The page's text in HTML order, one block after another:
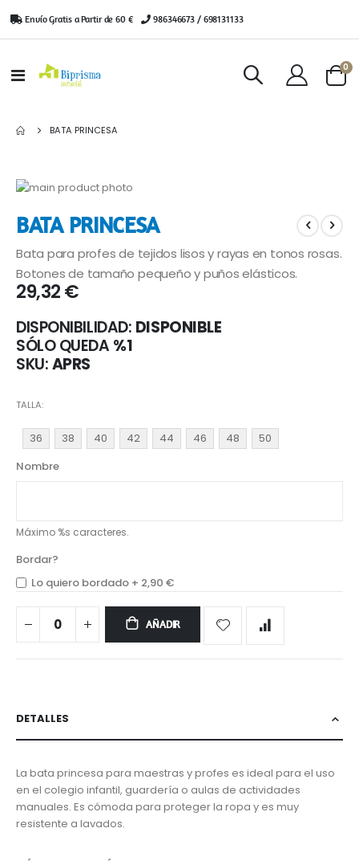
Envío Gratis a Partir de 60 € | 986346673 / 698131133
Toggle
Cart
0
BATA PRINCESA
Saltar
final
de
la
galería
de
imágenes
al
comienzo
de
la
galería
imágenes
BATA PRINCESA
Bata para profes de tejidos lisos y rayas en tonos rosas.
Botones de tamaño pequeño y puños elásticos.
29,32 €
DISPONIBILIDAD: DISPONIBLE
SÓLO QUEDA %1
SKU APRS
TALLA
36 38 40 42 44 46 48
50
Nombre
Máximo %s caracteres.
Bordar?
Lo quiero bordado + 2,90 €
AÑADIR
DETALLES
La bata princesa para maestras y profes es ideal para el uso
en el colegio infantil, guardería o aulas de actividades
manuales. Es cómoda para proteger la ropa y es muy
resistente a lavados.